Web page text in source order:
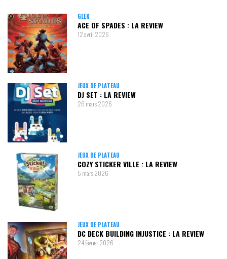
GEEK
ACE OF SPADES : LA REVIEW
12 avril 2026
JEUX DE PLATEAU
DJ SET : LA REVIEW
26 mars 2026
JEUX DE PLATEAU
COZY STICKER VILLE : LA REVIEW
5 mars 2026
JEUX DE PLATEAU
DC DECK BUILDING INJUSTICE : LA REVIEW
24 février 2026